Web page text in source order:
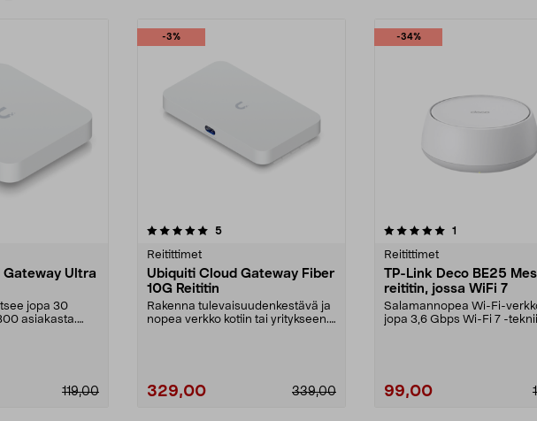
Gateway Ultra
jopa 30
asiakasta.
119,00
-3%
5arvostelut
Reitittimet
Ubiquiti Cloud Gateway Fiber
10G Reititin
Rakenna tulevaisuudenkestävä ja
nopea verkko kotiin tai yritykseen.
329,00 339,00
-34%
5.0 viidestä
1
Reitittimet
TP-Link Deco BE25
reititin, jossa WiFi 7
Salamannopea Wi-Fi-
jopa 3,6 Gbps Wi-Fi 7 -
99,00
4.0 viidestä